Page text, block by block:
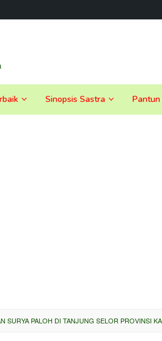
Sinopsis Sastra
SURYA PALOH DI TANJUNG SELOR PROVINSI